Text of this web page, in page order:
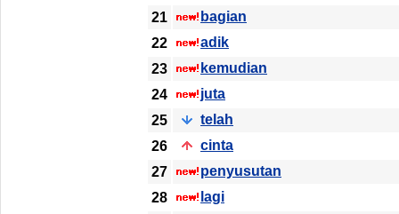
21
bagian
22
adik
23
kemudian
24
juta
25
telah
26
cinta
27
penyusutan
28
lagi